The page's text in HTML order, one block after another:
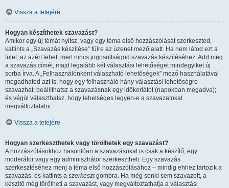
Vissza a tetejére
Hogyan készíthetek szavazást?
Amikor egy új témát nyitsz, vagy egy téma első hozzászólását szerkeszted,
kattints a „Szavazás készítése” fülre az üzenet mező alatt. Ha nem látod ezt a
fület, az azért lehet, mert nincs jogosultságod szavazás készítéséhez. Add meg
a szavazás címét, majd legalább két választási lehetőséget mindegyiket új
sorba írva. A „Felhasználónként válaszható lehetőségek” mező használatával
megadhatod azt is, hogy egy felhasználó hány választási lehetőségre
szavazhat; beállíthatsz a szavazásnak egy időkorlátot (napokban megadva);
és végül választhatsz, hogy lehetséges legyen-e a szavazatokat
megváltoztatatni.
Vissza a tetejére
Hogyan szerkeszthetek vagy törölhetek egy szavazást?
A hozzászólásokhoz hasonlóan a szavazásokat is csak a készítő, egy
moderátor vagy egy adminisztrátor szerkesztheti. Egy szavazás
szerkesztéséhez menj a téma első hozzászólásához – mindig ehhez tartozik a
szavazás, és kattints a szerkesztgombra. Ha még senki sem szavazott, a
készítő még törölheti a szavazást, vagy megváltoztathatja a választási